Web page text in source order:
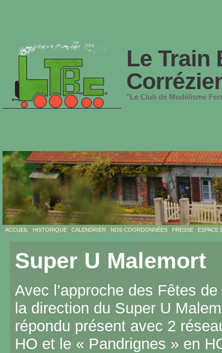
Le Train
"Le Club de Modélisme
ACCUEIL HISTORIQUE CALENDRIER NOS COORDONNÉES PRESSE ESPACE
Super U Malemort
Avec l’approche des Fêtes
la direction du Super U
répondu présent avec 2
HO et le « Pandrignes » en